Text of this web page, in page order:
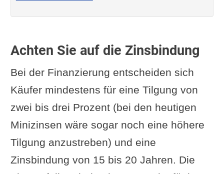
Achten Sie auf die Zinsbindung
Bei der Finanzierung entscheiden sich
Käufer mindestens für eine Tilgung von
zwei bis drei Prozent (bei den heutigen
Minizinsen wäre sogar noch eine höhere
Tilgung anzustreben) und eine
Zinsbindung von 15 bis 20 Jahren. Die